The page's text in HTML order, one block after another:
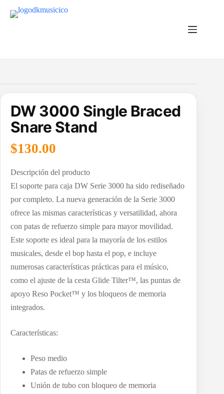
DW 3000 Single Braced
Snare Stand
$130.00
Descripción del producto
El soporte para caja DW Serie 3000 ha sido rediseñado
por completo. La nueva generación de la Serie 3000
ofrece las mismas características y versatilidad, ahora
con patas de refuerzo simple para mayor movilidad.
Este soporte es ideal para la mayoría de los estilos
musicales, desde el bop hasta el pop, e incluye
numerosas características prácticas para el músico,
como el ajuste de la cesta Glide Tilter™, las puntas de
apoyo Reso Pocket™ y los bloqueos de memoria
integrados.
Características:
Peso medio
Patas de refuerzo simple
Unión de tubo con bloqueo de memoria